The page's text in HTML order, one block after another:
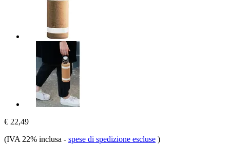
€ 22,49
(IVA 22% inclusa - spese di spedizione escluse )